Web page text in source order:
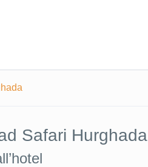
Safari Hurghada